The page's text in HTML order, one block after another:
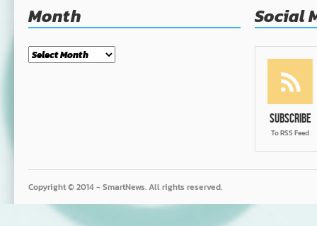
Month
Month
Social
Subscribe
To RSS Feed
Copyright © 2014 - SmartNews. All rights reserved.